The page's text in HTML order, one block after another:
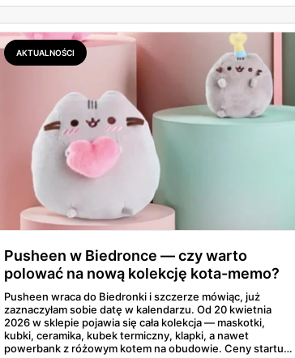
ważną od 21 do 30 maja i wynotowałam to, co sama
wrzuciłabym do koszyka bez wahania: kosmetyki, perfumy
i drobiazgi, które kobiety faktycznie zużywają. Ceny
zaczynają się od kilkunastu złotych, a efekt bywa lepszy
niż niejeden droższy zestaw.
AKTUALNOŚCI
Pusheen w Biedronce — czy warto
polować na nową kolekcję kota-memo?
Pusheen wraca do Biedronki i szczerze mówiąc, już
zaznaczyłam sobie datę w kalendarzu. Od 20 kwietnia
2026 w sklepie pojawia się cała kolekcja — maskotki,
kubki, ceramika, kubek termiczny, klapki, a nawet
powerbank z różowym kotem na obudowie. Ceny startują